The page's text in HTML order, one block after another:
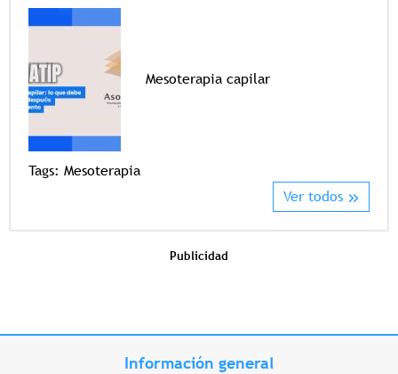
Mesoterapia capilar
Tags: Mesoterapia
Ver todos
Publicidad
Información general